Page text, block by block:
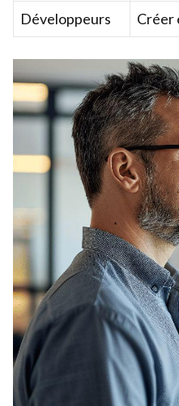
Développeurs
Créer